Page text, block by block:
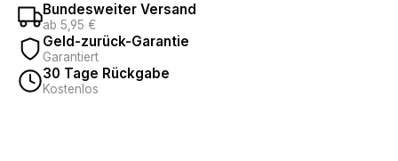
Bundesweiter Versand
ab 5,95 €
Geld-zurück-Garantie
Garantiert
30 Tage Rückgabe
Kostenlos